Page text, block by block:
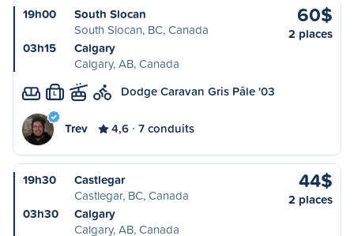
19h00
South Slocan
South Slocan, BC, Canada
03h15
Calgary
Calgary, AB, Canada
60$
2 places
L Dodge Caravan Gris Pâle '03
Trev 4,6 7 conduits
19h30
Castlegar
Castlegar, BC, Canada
03h30
Calgary
Calgary, AB, Canada
44$
2 places